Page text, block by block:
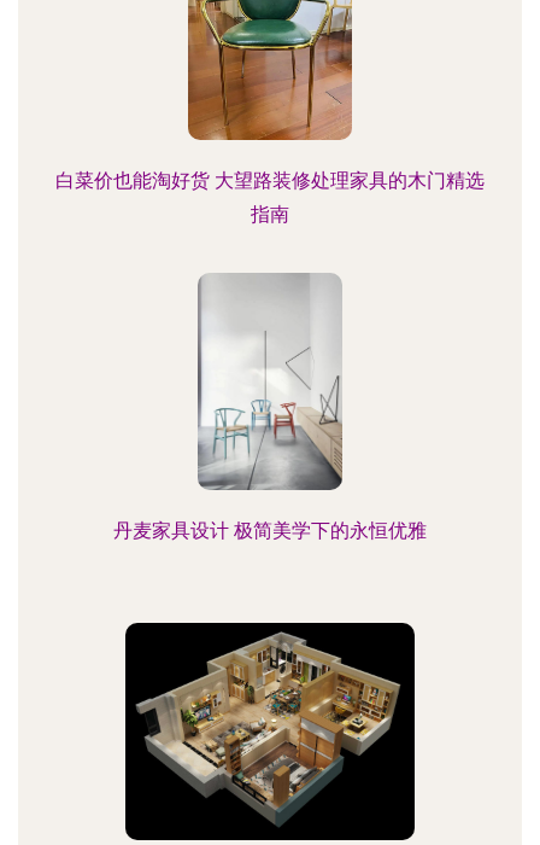
白菜价也能淘好货 大望路装修处理家具的木门精选
指南
丹麦家具设计 极简美学下的永恒优雅